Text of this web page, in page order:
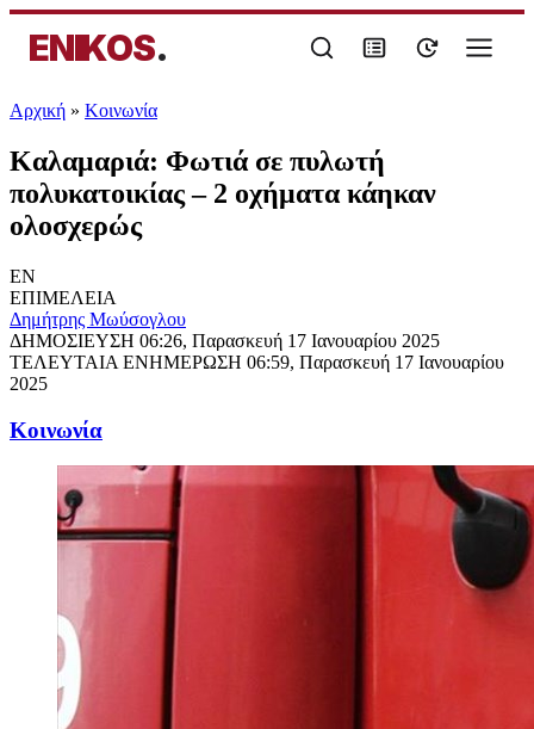
ENIKOS.
Αρχική » Κοινωνία
Καλαμαριά: Φωτιά σε πυλωτή
πολυκατοικίας – 2 οχήματα κάηκαν
ολοσχερώς
EN
ΕΠΙΜΕΛΕΙΑ
Δημήτρης Μωύσογλου
ΔΗΜΟΣΙΕΥΣΗ 06:26, Παρασκευή 17 Ιανουαρίου 2025
ΤΕΛΕΥΤΑΙΑ ΕΝΗΜΕΡΩΣΗ 06:59, Παρασκευή 17 Ιανουαρίου
2025
Κοινωνία